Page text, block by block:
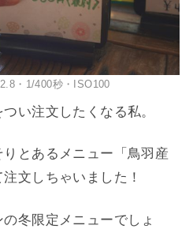
・1/400秒・ISO100
い注文したくなる私。
とあるメニュー「鳥羽産
文しちゃいました！
冬限定メニューでしょ